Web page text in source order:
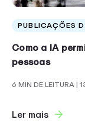
PUBLICAÇÕES
Como a IA
pessoas
6 MIN DE LEITURA|
Ler mais